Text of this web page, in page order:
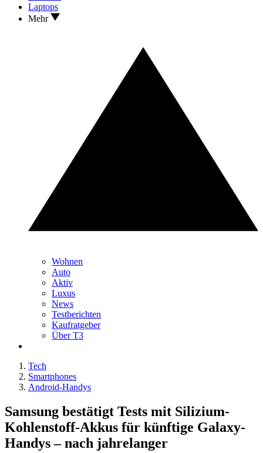
Laptops
Mehr
Wohnen
Auto
Aktiv
Luxus
News
Testberichten
Kaufratgeber
Über T3
Tech
Smartphones
Android-Handys
Samsung bestätigt Tests mit Silizium-
Kohlenstoff-Akkus für künftige Galaxy-
Handys – nach jahrelanger